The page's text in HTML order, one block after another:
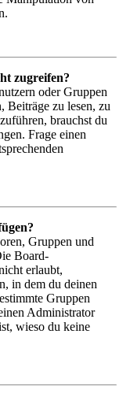
zugreifen?
oder Gruppen
Beiträge zu lesen, zu
brauchst du
Frage einen
Gruppen und
Board-
erlaubt,
in dem du deinen
Gruppen
Administrator
wieso du keine